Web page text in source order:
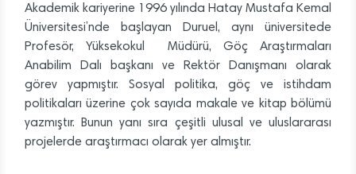
Akademik kariyerine 1996 yılında Hatay Mustafa Kemal
Üniversitesi’nde başlayan Duruel, aynı üniversitede
Profesör, Yüksekokul Müdürü, Göç Araştırmaları
Anabilim Dalı başkanı ve Rektör Danışmanı olarak
görev yapmıştır. Sosyal politika, göç ve istihdam
politikaları üzerine çok sayıda makale ve kitap bölümü
yazmıştır. Bunun yanı sıra çeşitli ulusal ve uluslararası
projelerde araştırmacı olarak yer almıştır.